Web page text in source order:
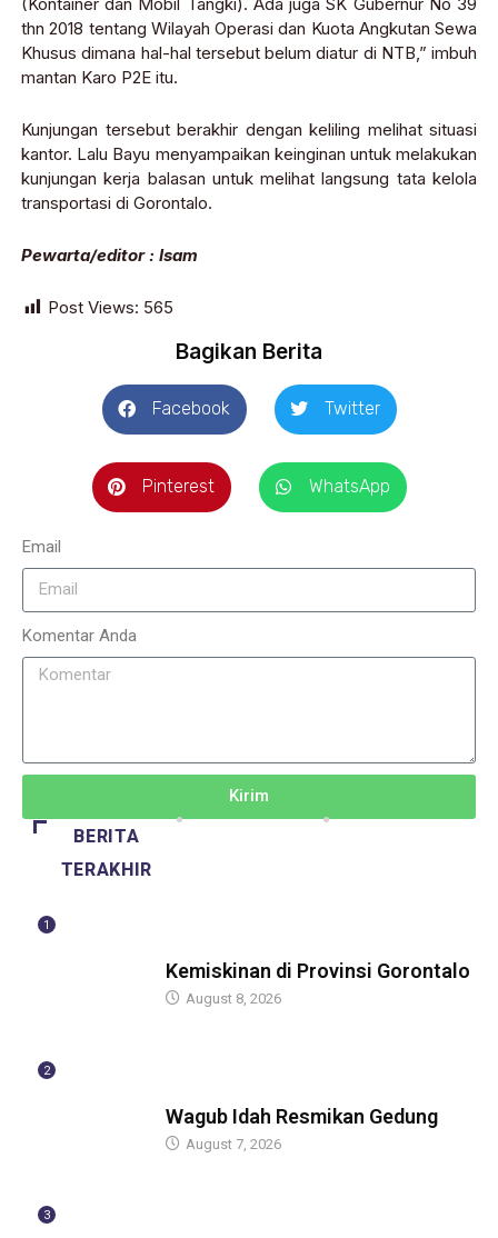
thn 2018 tentang Wilayah Operasi dan Kuota Angkutan Sewa
Khusus dimana hal-hal tersebut belum diatur di NTB,” imbuh
mantan Karo P2E itu.
Kunjungan tersebut berakhir dengan keliling melihat situasi
kantor. Lalu Bayu menyampaikan keinginan untuk melakukan
kunjungan kerja balasan untuk melihat langsung tata kelola
transportasi di Gorontalo.
Pewarta/editor : Isam
Post Views: 565
Bagikan Berita
Facebook Twitter
Pinterest WhatsApp
Email
Komentar Anda
Kirim
BERITA
TERAKHIR
1
Kemiskinan di Provinsi Gorontalo
August 8, 2026
2
Wagub Idah Resmikan Gedung
August 7, 2026
3